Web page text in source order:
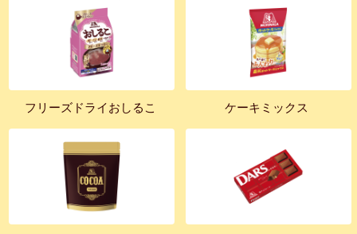
フリーズドライおしるこ ケーキミックス